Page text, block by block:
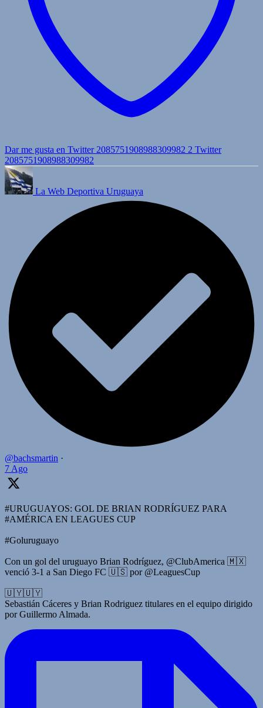
Dar me gusta en Twitter 2085751908988309982 2 Twitter
2085751908988309982
La Web Deportiva Uruguaya
@bachsmartin ·
7 Ago
#URUGUAYOS: GOL DE BRIAN RODRÍGUEZ PARA
#AMÉRICA EN LEAGUES CUP
#Goluruguayo
Con un gol del uruguayo Brian Rodríguez, @ClubAmerica 🇲🇽
venció 3-1 a San Diego FC 🇺🇸 por @LeaguesCup
🇺🇾🇺🇾
Sebastián Cáceres y Brian Rodriguez titulares en el equipo dirigido
por Guillermo Almada.